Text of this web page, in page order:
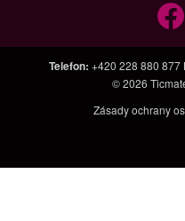
Telefon: +420 228 880 877
© 2026
Zásady ochrany